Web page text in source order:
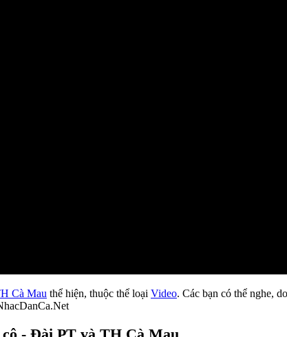
Cà Mau thể hiện, thuộc thể loại Video. Các bạn có thể nghe,